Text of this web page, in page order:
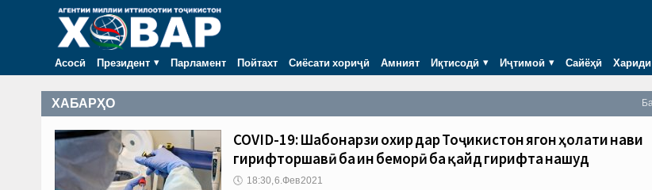
Асосӣ Президент Парламент Пойтахт Сиёсати хориҷӣ Амният Иқтисодӣ Иҷтимоӣ Сайёҳӣ
ХАБАРҲО
COVID-19: Шабонарӯзи охир дар Тоҷикистон ягон ҳолати нави
гирифторшавӣ ба ин беморӣ ба қайд гирифта нашуд
🕔 18:30, 6.Фев 2021